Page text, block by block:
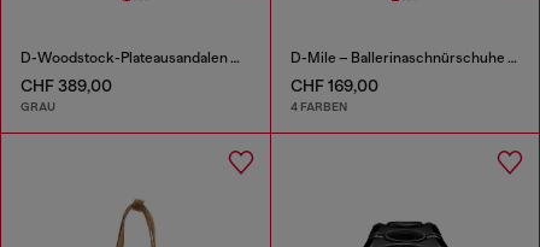
D-Woodstock-Plateausandalen mit Riemchen in Denim
CHF 389,00
GRAU
D-Mile – Ballerinaschnürschuhe aus Leder und Mesh
CHF 169,00
4 FARBEN